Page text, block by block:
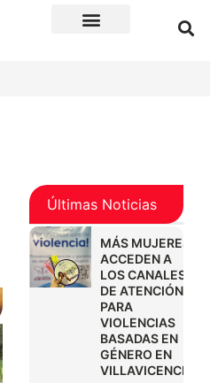
Últimas Noticias
MÁS MUJERES
ACCEDEN A
LOS CANALES
DE ATENCIÓN
PARA
VIOLENCIAS
BASADAS EN
GÉNERO EN
VILLAVICENCIO